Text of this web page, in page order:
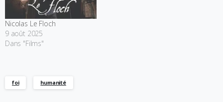
Nicolas Le Floch
9 août 2025
Dans "Films"
foi humanité